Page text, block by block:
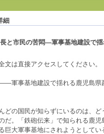
長と市民の苦悶―軍事基地建設で
文は直接アクセスしてください。
軍事基地建設で揺れる鹿児島県
の国民が知らずにいるのは、
だ。「鉄砲伝来」で知られる
巨大軍事基地にされようとして